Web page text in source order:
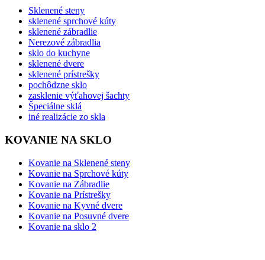
Sklenené steny
sklenené sprchové kúty
sklenené zábradlie
Nerezové zábradlia
sklo do kuchyne
sklenené dvere
sklenené prístrešky
pochôdzne sklo
zasklenie výťahovej šachty
Špeciálne sklá
iné realizácie zo skla
KOVANIE NA SKLO
Kovanie na Sklenené steny
Kovanie na Sprchové kúty
Kovanie na Zábradlie
Kovanie na Prístrešky
Kovanie na Kyvné dvere
Kovanie na Posuvné dvere
Kovanie na sklo 2